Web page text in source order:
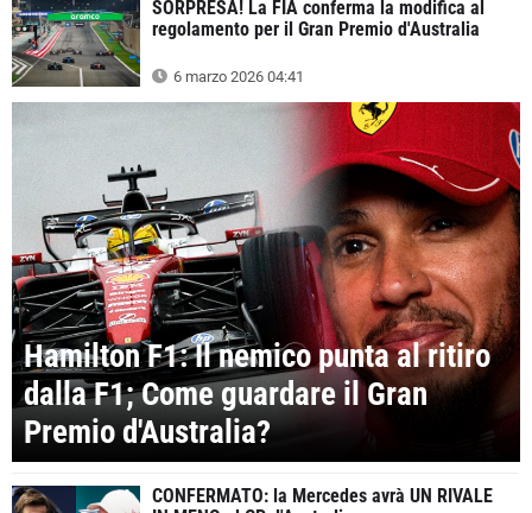
SORPRESA! La FIA conferma la modifica al
regolamento per il Gran Premio d'Australia
6 marzo 2026 04:41
Hamilton F1: Il nemico punta al ritiro
dalla F1; Come guardare il Gran
Premio d'Australia?
CONFERMATO: la Mercedes avrà UN RIVALE